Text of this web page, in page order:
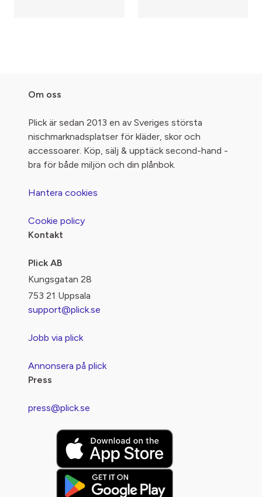
Om oss
Plick är sedan 2013 en av Sveriges största
nischmarknadsplatser för kläder, skor och
accessoarer. Köp, sälj & upptäck second-hand -
bra för både miljön och din plånbok.
Hantera cookies
Cookie policy
Kontakt
Plick AB
Kungsgatan 28
753 21 Uppsala
support@plick.se
Jobb via plick
Annonsera på plick
Press
press@plick.se